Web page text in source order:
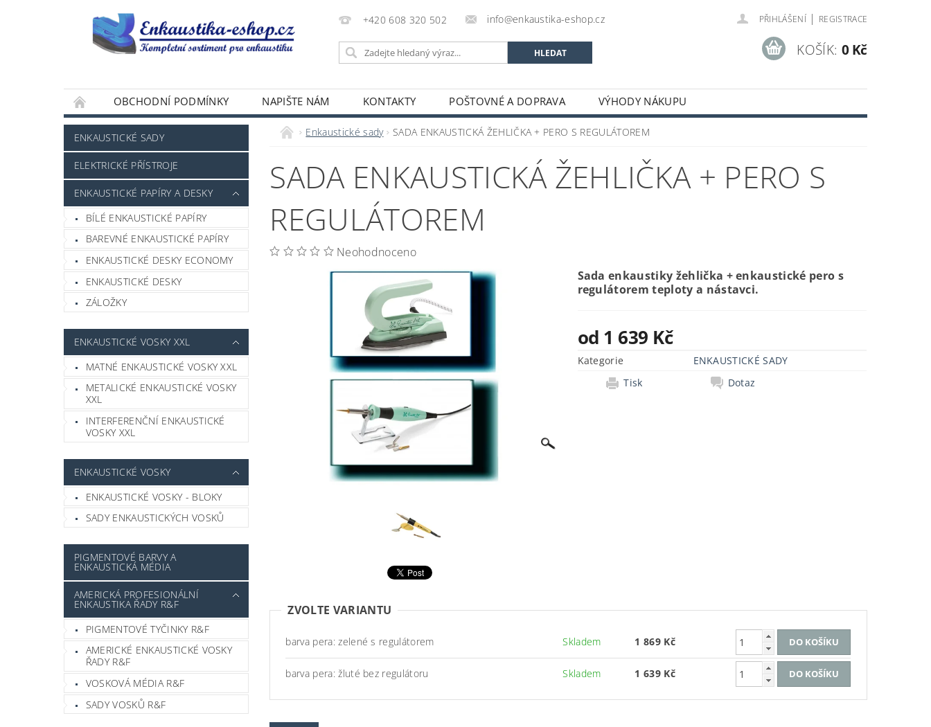
+420 608 320 502 info@enkaustika-eshop.cz PŘIHLÁŠENÍ | REGISTRACE
KOŠÍK: 0 Kč
OBCHODNÍ PODMÍNKY NAPIŠTE NÁM KONTAKTY POŠTOVNÉ A DOPRAVA VÝHODY NÁKUPU
ENKAUSTICKÉ SADY
ELEKTRICKÉ PŘÍSTROJE
ENKAUSTICKÉ PAPÍRY A DESKY
BÍLÉ ENKAUSTICKÉ PAPÍRY
BAREVNÉ ENKAUSTICKÉ PAPÍRY
ENKAUSTICKÉ DESKY ECONOMY
ENKAUSTICKÉ DESKY
ZÁLOŽKY
ENKAUSTICKÉ VOSKY XXL
MATNÉ ENKAUSTICKÉ VOSKY XXL
METALICKÉ ENKAUSTICKÉ VOSKY
XXL
INTERFERENČNÍ ENKAUSTICKÉ
VOSKY XXL
ENKAUSTICKÉ VOSKY
ENKAUSTICKÉ VOSKY - BLOKY
SADY ENKAUSTICKÝCH VOSKŮ
PIGMENTOVÉ BARVY A
ENKAUSTICKÁ MÉDIA
AMERICKÁ PROFESIONÁLNÍ
ENKAUSTIKA ŘADY R&F
PIGMENTOVÉ TYČINKY R&F
AMERICKÉ ENKAUSTICKÉ VOSKY
ŘADY R&F
VOSKOVÁ MÉDIA R&F
SADY VOSKŮ R&F
Enkaustické sady SADA ENKAUSTICKÁ ŽEHLIČKA + PERO S REGULÁTOREM
SADA ENKAUSTICKÁ ŽEHLIČKA + PERO S
REGULÁTOREM
Neohodnoceno
Sada enkaustiky žehlička + enkaustické pero s
regulátorem teploty a nástavci.
od 1 639 Kč
Kategorie
ENKAUSTICKÉ SADY
Tisk
Dotaz
ZVOLTE VARIANTU
barva pera: zelené s regulátorem Skladem 1 869 Kč
barva pera: žluté bez regulátoru Skladem 1 639 Kč